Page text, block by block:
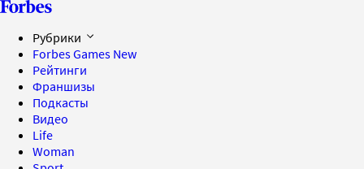
Рубрики
Forbes Games New
Рейтинги
Франшизы
Подкасты
Видео
Life
Woman